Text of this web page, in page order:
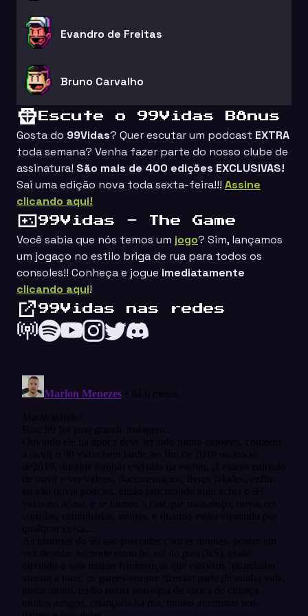
Evandro de Freitas
Bruno Carvalho
Escute o 99Vidas Bônus
Gosta do 99Vidas? Quer escutar um podcast EXTRA
toda semana? Venha fazer parte do nosso clube de
assinatura! São mais de 400 edições EXCLUSIVAS!
Sai uma edição nova toda sexta-feira!!! Assine
clicando aqui!
99Vidas - The Game
Você sabia que nós temos um jogo? Sim, lançamos
um jogaço no estilo briga de rua para todos os
consoles!! Conheça e jogue imediatamente
clicando aqui!
99Vidas nas redes